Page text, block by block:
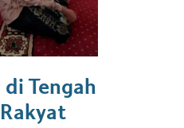
di Tengah